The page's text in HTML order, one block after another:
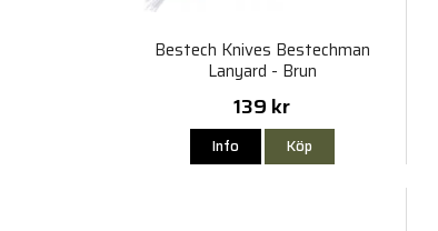
Bestech Knives Bestechman
Lanyard - Brun
139 kr
Info Köp